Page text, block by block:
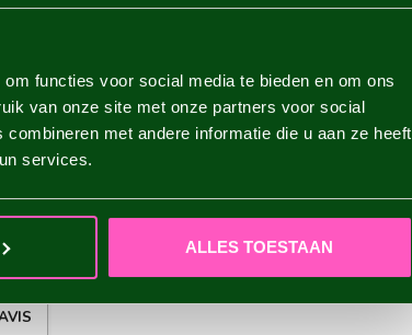
functies voor social media te bieden en om ons
van onze site met onze partners voor social
met andere informatie die u aan ze heeft
services.
ALLES TOESTAAN